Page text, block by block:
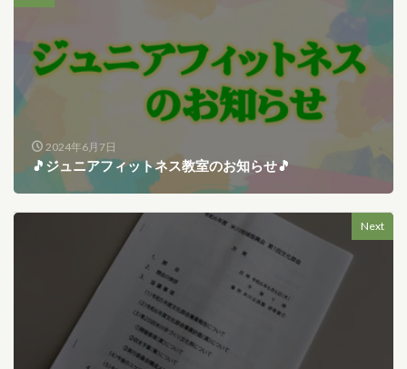
2024年6月7日
🎵ジュニアフィットネス教室のお知らせ🎵
Next